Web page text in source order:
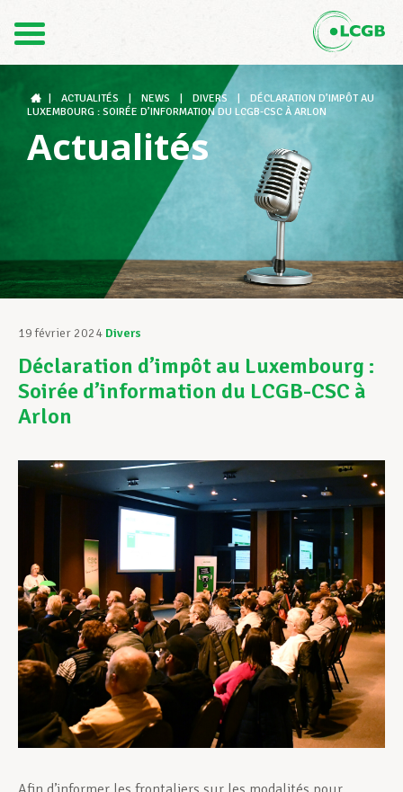
DE
Le LCGB
Structures syndicales
Assistance au Travail
Vos droits
Développement professionnel
Devenir Membre
Actualités
ACTUALITÉS NEWS DIVERS
DÉCLARATION D’IMPÔT AU
LUXEMBOURG : SOIRÉE D’INFORMATION DU LCGB-CSC À ARLON
Actualités
19 février 2024 Divers
Déclaration d’impôt au Luxembourg :
Soirée d’information du LCGB-CSC à
Arlon